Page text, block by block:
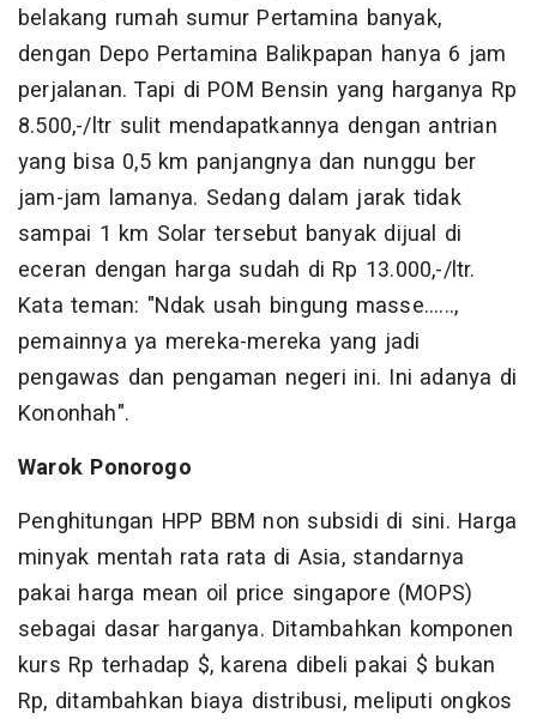
belakang rumah sumur Pertamina banyak,
dengan Depo Pertamina Balikpapan hanya 6 jam
perjalanan. Tapi di POM Bensin yang harganya Rp
8.500,-/ltr sulit mendapatkannya dengan antrian
yang bisa 0,5 km panjangnya dan nunggu ber
jam-jam lamanya. Sedang dalam jarak tidak
sampai 1 km Solar tersebut banyak dijual di
eceran dengan harga sudah di Rp 13.000,-/ltr.
Kata teman: "Ndak usah bingung masse......,
pemainnya ya mereka-mereka yang jadi
pengawas dan pengaman negeri ini. Ini adanya di
Kononhah".
Warok Ponorogo
Penghitungan HPP BBM non subsidi di sini. Harga
minyak mentah rata rata di Asia, standarnya
pakai harga mean oil price singapore (MOPS)
sebagai dasar harganya. Ditambahkan komponen
kurs Rp terhadap $, karena dibeli pakai $ bukan
Rp, ditambahkan biaya distribusi, meliputi ongkos